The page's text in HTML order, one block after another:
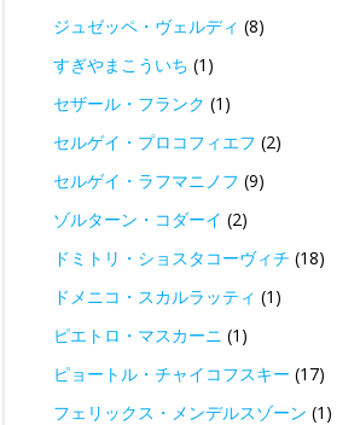
ジュゼッペ・ヴェルディ (8)
すぎやまこういち (1)
セザール・フランク (1)
セルゲイ・プロコフィエフ (2)
セルゲイ・ラフマニノフ (9)
ゾルターン・コダーイ (2)
ドミトリ・ショスタコーヴィチ (18)
ドメニコ・スカルラッティ (1)
ピエトロ・マスカーニ (1)
ピョートル・チャイコフスキー (17)
フェリックス・メンデルスゾーン (1)